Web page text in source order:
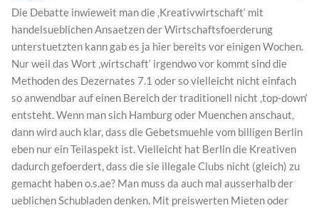
Die Debatte inwieweit man die ‚Kreativwirtschaft‘ mit
handelsueblichen Ansaetzen der Wirtschaftsfoerderung
unterstuetzten kann gab es ja hier bereits vor einigen Wochen.
Nur weil das Wort ‚wirtschaft‘ irgendwo vor kommt sind die
Methoden des Dezernates 7.1 oder so vielleicht nicht einfach
so anwendbar auf einen Bereich der traditionell nicht ‚top-down‘
entsteht. Wenn man sich Hamburg oder Muenchen anschaut,
dann wird auch klar, dass die Gebetsmuehle vom billigen Berlin
eben nur ein Teilaspekt ist. Vielleicht hat Berlin die Kreativen
dadurch gefoerdert, dass die sie illegale Clubs nicht (gleich) zu
gemacht haben o.s.ae? Man muss da auch mal ausserhalb der
ueblichen Schubladen denken. Mit preiswerten Mieten oder